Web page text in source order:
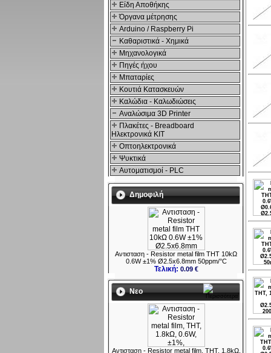
Είδη Αποθήκης
Όργανα μέτρησης
Arduino / Raspberry Pi
Καθαριστικά - Χημικά
Μηχανολογικά
Πηγές ήχου
Μπαταρίες
Κουτιά Κατασκευών
Καλώδια - Καλωδιώσεις
Αναλώσιμα 3D Printer
Πλακέτες - Breadboard
Ηλεκτρονικά ΚΙΤ
Οπτοηλεκτρονικά
Ψυκτικά
Αυτοματισμοί - PLC
Δημοφιλή
Αντισταση - Resistor metal film THT 10kΩ
0.6W ±1% Ø2.5x6.8mm 50ppm/°C
Τελική: 0.09 €
Νεο
Αντισταση - Resistor metal film, THT, 1.8kΩ,